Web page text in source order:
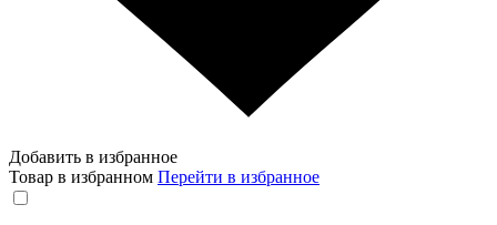
Добавить в избранное
Товар в избранном Перейти в избранное